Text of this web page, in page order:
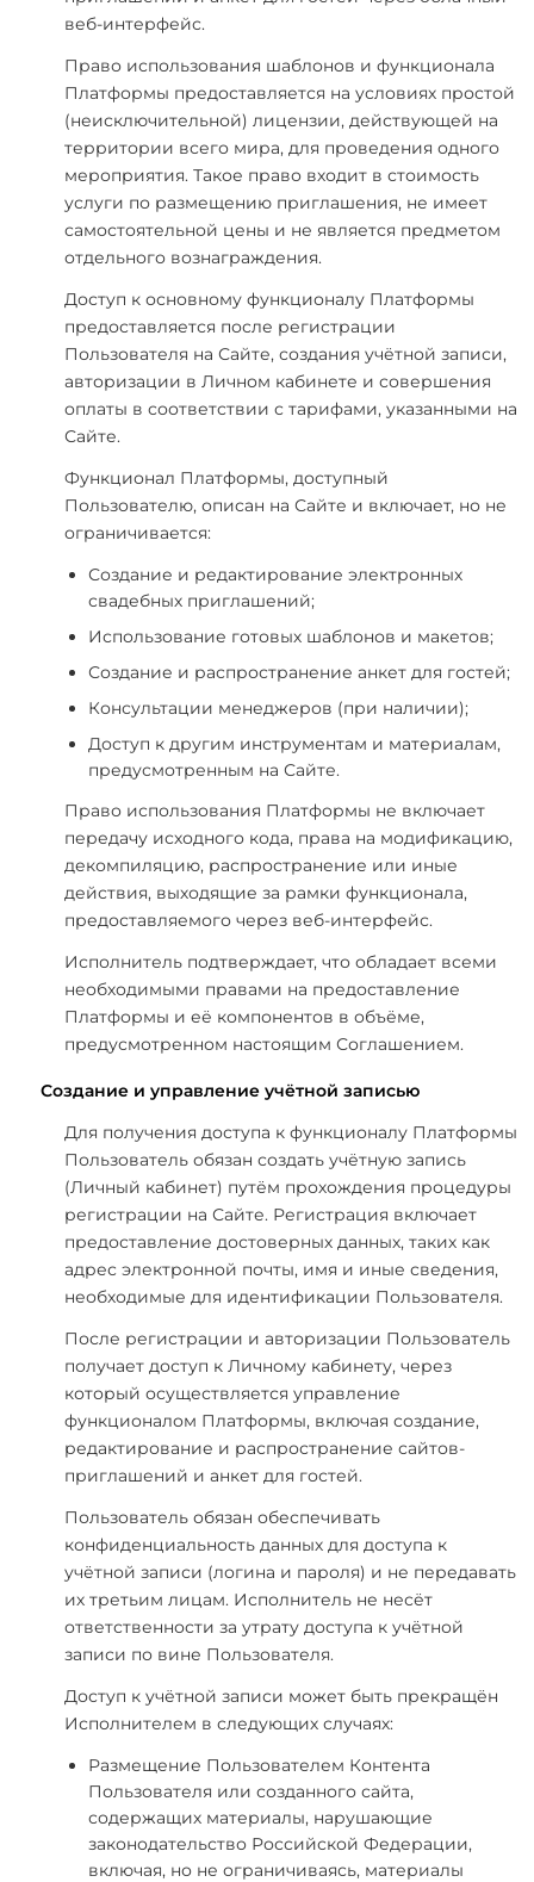
веб-интерфейс.
Право использования шаблонов и функционала
Платформы предоставляется на условиях простой
(неисключительной) лицензии, действующей на
территории всего мира, для проведения одного
мероприятия. Такое право входит в стоимость
услуги по размещению приглашения, не имеет
самостоятельной цены и не является предметом
отдельного вознаграждения.
Доступ к основному функционалу Платформы
предоставляется после регистрации
Пользователя на Сайте, создания учётной записи,
авторизации в Личном кабинете и совершения
оплаты в соответствии с тарифами, указанными на
Сайте.
Функционал Платформы, доступный
Пользователю, описан на Сайте и включает, но не
ограничивается:
Создание и редактирование электронных
свадебных приглашений;
Использование готовых шаблонов и макетов;
Создание и распространение анкет для гостей;
Консультации менеджеров (при наличии);
Доступ к другим инструментам и материалам,
предусмотренным на Сайте.
Право использования Платформы не включает
передачу исходного кода, права на модификацию,
декомпиляцию, распространение или иные
действия, выходящие за рамки функционала,
предоставляемого через веб-интерфейс.
Исполнитель подтверждает, что обладает всеми
необходимыми правами на предоставление
Платформы и её компонентов в объёме,
предусмотренном настоящим Соглашением.
Создание и управление учётной записью
Для получения доступа к функционалу Платформы
Пользователь обязан создать учётную запись
(Личный кабинет) путём прохождения процедуры
регистрации на Сайте. Регистрация включает
предоставление достоверных данных, таких как
адрес электронной почты, имя и иные сведения,
необходимые для идентификации Пользователя.
После регистрации и авторизации Пользователь
получает доступ к Личному кабинету, через
который осуществляется управление
функционалом Платформы, включая создание,
редактирование и распространение сайтов-
приглашений и анкет для гостей.
Пользователь обязан обеспечивать
конфиденциальность данных для доступа к
учётной записи (логина и пароля) и не передавать
их третьим лицам. Исполнитель не несёт
ответственности за утрату доступа к учётной
записи по вине Пользователя.
Доступ к учётной записи может быть прекращён
Исполнителем в следующих случаях:
Размещение Пользователем Контента
Пользователя или созданного сайта,
содержащих материалы, нарушающие
законодательство Российской Федерации,
включая, но не ограничиваясь, материалы